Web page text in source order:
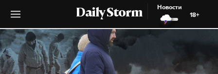
Daily Storm
Новости
18+